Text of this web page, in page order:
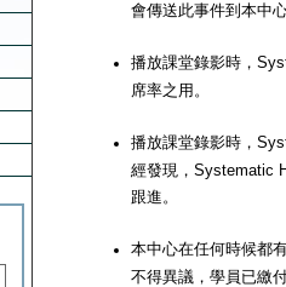
會傳送此事件到本中
播放課堂錄影時，
席率之用。
播放課堂錄影時，
經發現，Systematic
跟進。
本中心在任何時候都
不得異議，學員已繳